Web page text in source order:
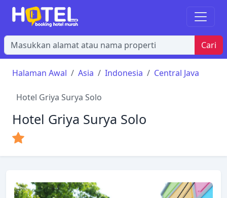
Cari
Halaman Awal Asia Indonesia Central Java
Hotel Griya Surya Solo
Hotel Griya Surya Solo